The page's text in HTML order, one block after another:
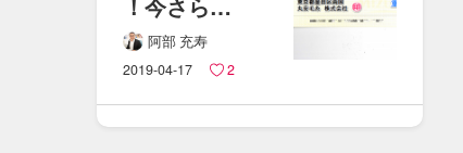
聞けない​
小切手・​
約束手形の​
ことを​
阿部 充寿
2019-04-17
2